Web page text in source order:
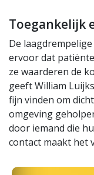
Toegankelijk
De
ervoor dat
ze waarderen de
geeft William
fijn vinden om
omgeving
door iemand die
contact maakt het